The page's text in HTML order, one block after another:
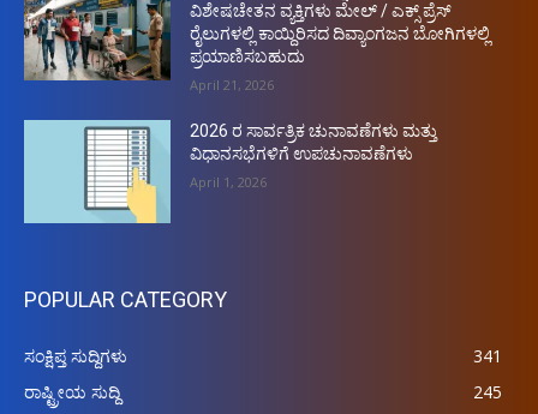
ವಿಶೇಷಚೇತನ ವ್ಯಕ್ತಿಗಳು ಮೇಲ್ / ಎಕ್ಸ್ ಪ್ರೆಸ್
ರೈಲುಗಳಲ್ಲಿ ಕಾಯ್ದಿರಿಸದ ದಿವ್ಯಾಂಗಜನ ಬೋಗಿಗಳಲ್ಲಿ
ಪ್ರಯಾಣಿಸಬಹುದು
April 21, 2026
2026 ರ ಸಾರ್ವತ್ರಿಕ ಚುನಾವಣೆಗಳು ಮತ್ತು
ವಿಧಾನಸಭೆಗಳಿಗೆ ಉಪಚುನಾವಣೆಗಳು
April 1, 2026
POPULAR CATEGORY
ಸಂಕ್ಷಿಪ್ತ ಸುದ್ದಿಗಳು
341
ರಾಷ್ಟ್ರೀಯ ಸುದ್ದಿ
245